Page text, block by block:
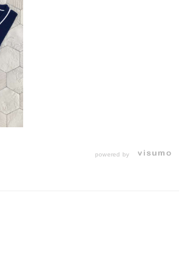
powered by